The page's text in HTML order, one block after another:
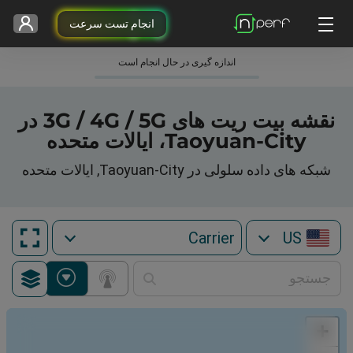
انجام تست سرعت
اندازه گیری در حال انجام است
نقشه بیت ریت های 3G / 4G / 5G در
Taoyuan-City، ایالات متحده
شبکه های داده سلولی در Taoyuan-City, ایالات متحده
US